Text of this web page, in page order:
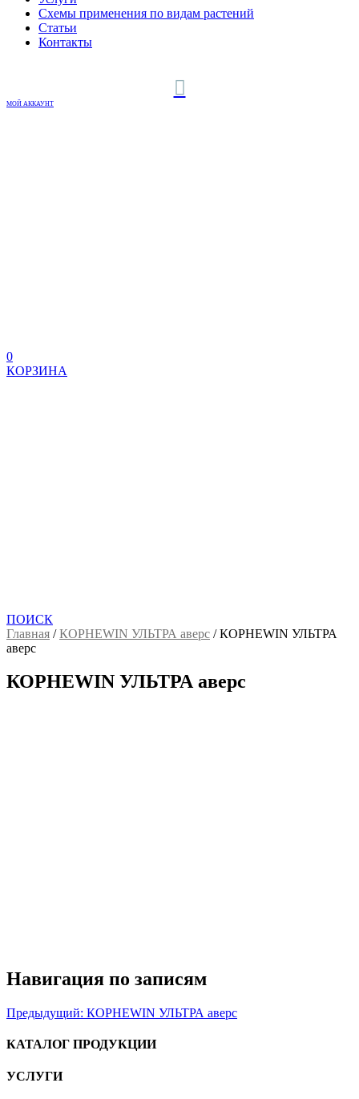
Схемы применения по видам растений
Статьи
Контакты
МОЙ АККАУНТ
0
КОРЗИНА
ПОИСК
Главная /КОРНЕWIN УЛЬТРА аверс /КОРНЕWIN УЛЬТРА
аверс
КОРНЕWIN УЛЬТРА аверс
Навигация по записям
Предыдущий: КОРНЕWIN УЛЬТРА аверс
КАТАЛОГ ПРОДУКЦИИ
УСЛУГИ